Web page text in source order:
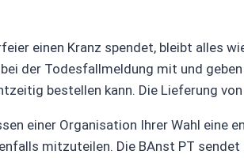
einen Kranz spendet, bleibt alles
der Todesfallmeldung mit und
bestellen kann. Die Lieferung
einer Organisation Ihrer Wahl eine
mitzuteilen. Die BAnst PT sendet